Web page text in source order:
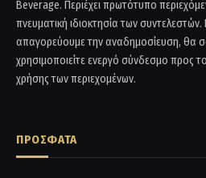
Beverage. Περιέχει πρωτότυπο
πνευματική ιδιοκτησία των
απαγορεύουμε την αναδημοσίευση, θα
χρησιμοποιείτε ενεργό σύνδεσμο προς
χρήσης των περιεχομένων.
ΠΡΟΣΦΑΤΑ